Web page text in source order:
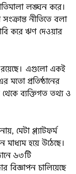
লঙ্ঘন করে।
সংক্রান্ত নীতিতে বলা
করে ঋণ দেওয়ার
রয়েছে। এগুলো একই
প্রতিষ্ঠানের
ব্যক্তিগত তথ্য ও
মেটা প্ল্যাটফর্ম
মাধ্যম হয়ে উঠেছে।
৬৩টি
বিজ্ঞাপন চালিয়েছে